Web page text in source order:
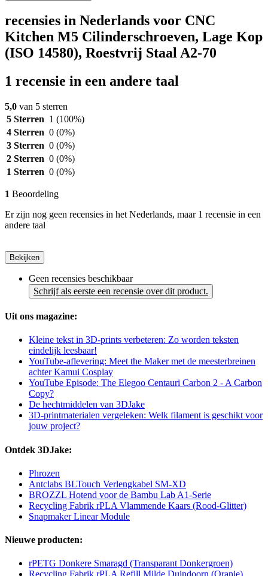
recensies in Nederlands voor CNC
Kitchen M5 Cilinderschroeven, Lage Kop
(ISO 14580), Roestvrij Staal A2-70
1 recensie in een andere taal
5,0 van 5 sterren
5 Sterren 1 (100%)
4 Sterren 0 (0%)
3 Sterren 0 (0%)
2 Sterren 0 (0%)
1 Sterren 0 (0%)
1 Beoordeling
Er zijn nog geen recensies in het Nederlands, maar 1 recensie in een
andere taal
Bekijken
Geen recensies beschikbaar
Schrijf als eerste een recensie over dit product.
Uit ons magazine:
Kleine tekst in 3D-prints verbeteren: Zo worden teksten
eindelijk leesbaar!
YouTube-aflevering: Meet the Maker met de meesterbreinen
achter Kamui Cosplay
YouTube Episode: The Elegoo Centauri Carbon 2 - A Carbon
Copy?
De hechtmiddelen van 3DJake
3D-printmaterialen vergeleken: Welk filament is geschikt voor
jouw project?
Ontdek 3DJake:
Phrozen
Antclabs BLTouch Verlengkabel SM-XD
BROZZL Hotend voor de Bambu Lab A1-Serie
Recycling Fabrik rPLA Vlammende Kaars (Rood-Glitter)
Snapmaker Linear Module
Nieuwe producten:
rPETG Donkere Smaragd (Transparant Donkergroen)